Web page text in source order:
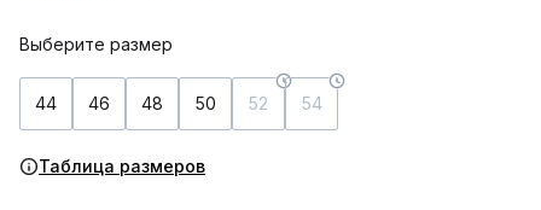
Выберите размер
44 46 48 50 52 54
Таблица размеров